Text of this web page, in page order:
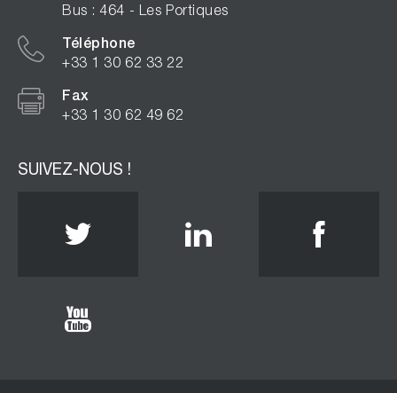
Bus : 464 - Les Portiques
Téléphone
+33 1 30 62 33 22
Fax
+33 1 30 62 49 62
SUIVEZ-NOUS !
Twitter Linkedin
Youtube